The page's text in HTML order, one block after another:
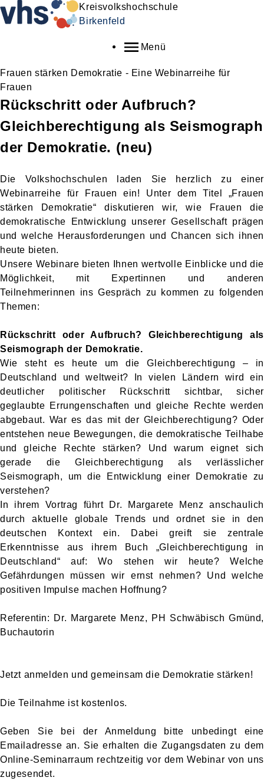
Kreisvolkshochschule
Birkenfeld
Menü
Frauen stärken Demokratie - Eine Webinarreihe für
Frauen
Rückschritt oder Aufbruch?
Gleichberechtigung als Seismograph
der Demokratie.
neu
Die Volkshochschulen laden Sie herzlich zu einer
Webinarreihe für Frauen ein! Unter dem Titel „Frauen
stärken Demokratie“ diskutieren wir, wie Frauen die
demokratische Entwicklung unserer Gesellschaft prägen
und welche Herausforderungen und Chancen sich ihnen
heute bieten.
Unsere Webinare bieten Ihnen wertvolle Einblicke und die
Möglichkeit, mit Expertinnen und anderen
Teilnehmerinnen ins Gespräch zu kommen zu folgenden
Themen:
Rückschritt oder Aufbruch? Gleichberechtigung als
Seismograph der Demokratie.
Wie steht es heute um die Gleichberechtigung – in
Deutschland und weltweit? In vielen Ländern wird ein
deutlicher politischer Rückschritt sichtbar, sicher
geglaubte Errungenschaften und gleiche Rechte werden
abgebaut. War es das mit der Gleichberechtigung? Oder
entstehen neue Bewegungen, die demokratische Teilhabe
und gleiche Rechte stärken? Und warum eignet sich
gerade die Gleichberechtigung als verlässlicher
Seismograph, um die Entwicklung einer Demokratie zu
verstehen?
In ihrem Vortrag führt Dr. Margarete Menz anschaulich
durch aktuelle globale Trends und ordnet sie in den
deutschen Kontext ein. Dabei greift sie zentrale
Erkenntnisse aus ihrem Buch „Gleichberechtigung in
Deutschland“ auf: Wo stehen wir heute? Welche
Gefährdungen müssen wir ernst nehmen? Und welche
positiven Impulse machen Hoffnung?
Referentin: Dr. Margarete Menz, PH Schwäbisch Gmünd,
Buchautorin
Jetzt anmelden und gemeinsam die Demokratie stärken!
Die Teilnahme ist kostenlos.
Geben Sie bei der Anmeldung bitte unbedingt eine
Emailadresse an. Sie erhalten die Zugangsdaten zu dem
Online-Seminarraum rechtzeitig vor dem Webinar von uns
zugesendet.